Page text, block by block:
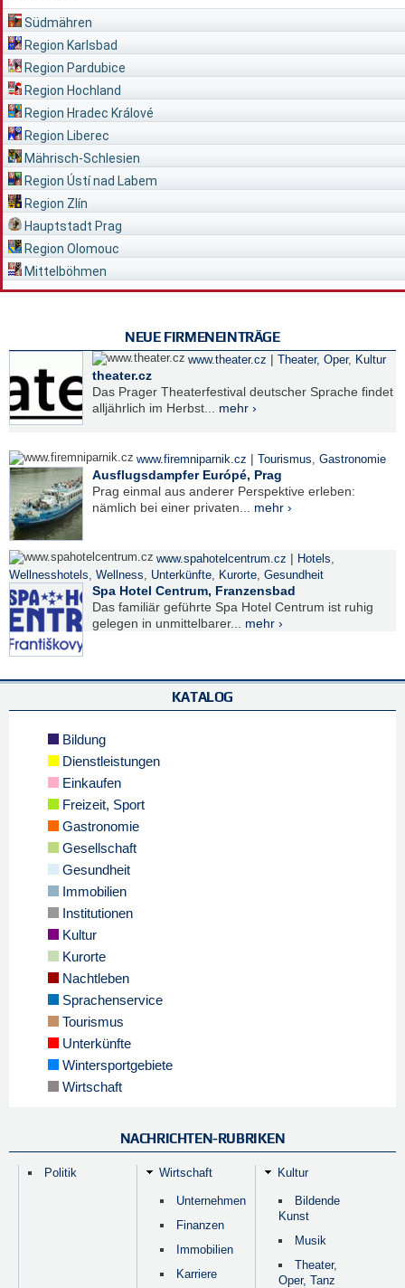
Südmähren
Region Karlsbad
Region Pardubice
Region Hochland
Region Hradec Králové
Region Liberec
Mährisch-Schlesien
Region Ústí nad Labem
Region Zlín
Hauptstadt Prag
Region Olomouc
Mittelböhmen
NEUE FIRMENEINTRÄGE
www.theater.cz | Theater, Oper, Kultur
theater.cz
Das Prager Theaterfestival deutscher Sprache findet
alljährlich im Herbst... mehr ›
www.firemniparnik.cz | Tourismus Gastronomie
Ausflugsdampfer Európé, Prag
Prag einmal aus anderer Perspektive erleben:
nämlich bei einer privaten... mehr ›
www.spahotelcentrum.cz | Hotels
Wellnesshotels
Wellness Unterkünfte Kurorte Gesundheit
Spa Hotel Centrum, Franzensbad
Das familiär geführte Spa Hotel Centrum ist ruhig
gelegen in unmittelbarer... mehr ›
KATALOG
Bildung
Dienstleistungen
Einkaufen
Freizeit, Sport
Gastronomie
Gesellschaft
Gesundheit
Immobilien
Institutionen
Kultur
Kurorte
Nachtleben
Sprachenservice
Tourismus
Unterkünfte
Wintersportgebiete
Wirtschaft
NACHRICHTEN-RUBRIKEN
Politik Wirtschaft
Unternehmen
Finanzen
Immobilien
Karriere
Kultur
Bildende
Kunst
Musik
Theater,
Oper, Tanz